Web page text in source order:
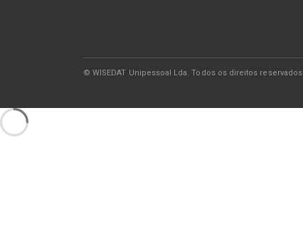
© WISEDAT Unipessoal Lda. Todos os direitos reservados